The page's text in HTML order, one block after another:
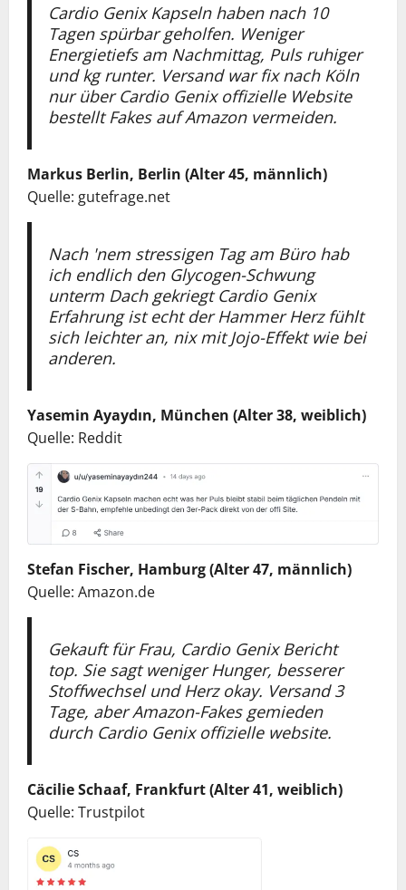
Cardio Genix Kapseln haben nach 10
Tagen spürbar geholfen. Weniger
Energietiefs am Nachmittag, Puls ruhiger
und kg runter. Versand war fix nach Köln
nur über Cardio Genix offizielle Website
bestellt Fakes auf Amazon vermeiden.
Markus Berlin, Berlin (Alter 45, männlich)
Quelle: gutefrage.net
Nach 'nem stressigen Tag am Büro hab
ich endlich den Glycogen-Schwung
unterm Dach gekriegt Cardio Genix
Erfahrung ist echt der Hammer Herz fühlt
sich leichter an, nix mit Jojo-Effekt wie bei
anderen.
Yasemin Ayaydın, München (Alter 38, weiblich)
Quelle: Reddit
Stefan Fischer, Hamburg (Alter 47, männlich)
Quelle: Amazon.de
Gekauft für Frau, Cardio Genix Bericht
top. Sie sagt weniger Hunger, besserer
Stoffwechsel und Herz okay. Versand 3
Tage, aber Amazon-Fakes gemieden
durch Cardio Genix offizielle website.
Cäcilie Schaaf, Frankfurt (Alter 41, weiblich)
Quelle: Trustpilot